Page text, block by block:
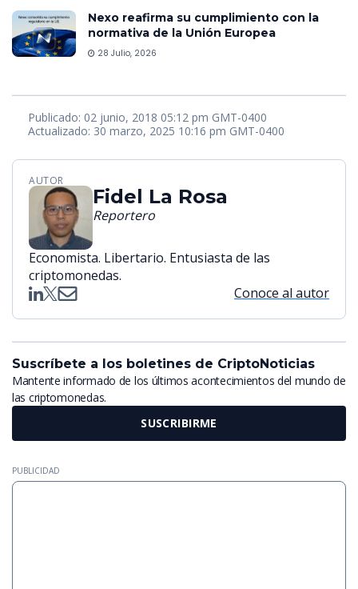
Nexo reafirma su cumplimiento con la
normativa de la Unión Europea
28 Julio, 2026
Publicado: 02 junio, 2018 05:12 pm GMT-0400
Actualizado: 30 marzo, 2025 10:16 pm GMT-0400
AUTOR
Fidel La Rosa
Reportero
Economista. Libertario. Entusiasta de las
criptomonedas.
Conoce al autor
Suscríbete a los boletines de CriptoNoticias
Mantente informado de los últimos acontecimientos del mundo de
las criptomonedas.
SUSCRIBIRME
PUBLICIDAD